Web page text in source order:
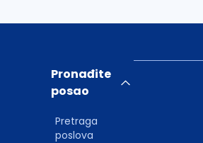
Pronađite
posao
Pretraga
poslova